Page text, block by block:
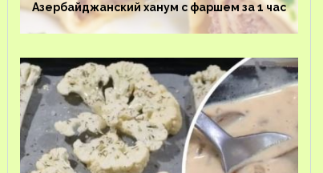
Азербайджанский ханум с фаршем за 1 час